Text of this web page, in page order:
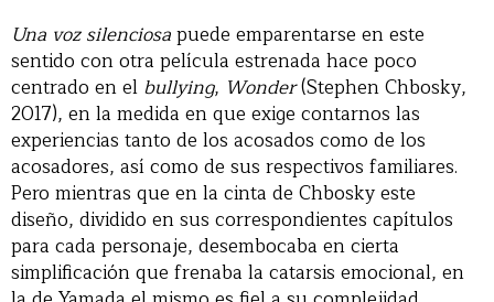
Una voz silenciosapuede emparentarse en este
sentido con otra película estrenada hace poco
centrado en el bullying, Wonder(Stephen Chbosky,
2017), en la medida en que exige contarnos las
experiencias tanto de los acosados como de los
acosadores, así como de sus respectivos familiares.
Pero mientras que en la cinta de Chbosky este
diseño, dividido en sus correspondientes capítulos
para cada personaje, desembocaba en cierta
simplificación que frenaba la catarsis emocional, en